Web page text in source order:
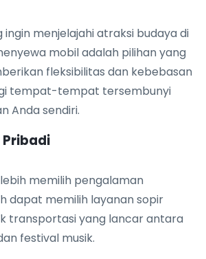
ingin menjelajahi atraksi budaya di
mobil adalah pilihan yang
fleksibilitas dan kebebasan
tempat-tempat tersembunyi
Anda sendiri.
Pribadi
memilih pengalaman
dapat memilih layanan sopir
transportasi yang lancar antara
festival musik.